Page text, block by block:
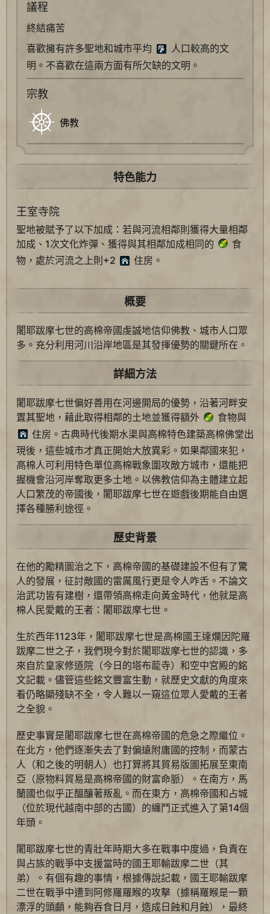
議程
終結痛苦
喜歡擁有許多聖地和城市平均
人口較高的文
明。不喜歡在這兩方面有所欠缺的文明。
宗教
佛教
特色能力
王室寺院
聖地被賦予了以下加成：若與河流相鄰則獲得大量相鄰
加成、1次文化炸彈、獲得與其相鄰加成相同的
食
物，處於河流之上則+2
住房。
概要
闍耶跋摩七世的高棉帝國虔誠地信仰佛教、城市人口眾
多。充分利用河川沿岸地區是其發揮優勢的關鍵所在。
詳細方法
闍耶跋摩七世偏好善用在河邊開局的優勢，沿著河畔安
置其聖地，藉此取得相鄰的土地並獲得額外
食物與
住房。古典時代後期水渠與高棉特色建築高棉佛堂出
現後，這些城市才真正開始大放異彩。如果鄰國來犯，
高棉人可利用特色單位高棉戰象圍攻敵方城市，還能把
握機會沿河岸奪取更多土地。以佛教信仰為主體建立起
人口繁茂的帝國後，闍耶跋摩七世在遊戲後期能自由選
擇各種勝利途徑。
歷史背景
在他的勵精圖治之下，高棉帝國的基礎建設不但有了驚
人的發展，征討敵國的雷厲風行更是令人咋舌。不論文
治武功皆有建樹，還帶領高棉走向黃金時代，他就是高
棉人民愛戴的王者：闍耶跋摩七世。
生於西年1123年，闍耶跋摩七世是高棉國王達爛因陀羅
跋摩二世之子，我們現今對於闍耶跋摩七世的認識，多
來自於皇家修道院（今日的塔布蘢寺）和空中宮殿的銘
文記載。儘管這些銘文豐富生動，就歷史文獻的角度來
看仍略顯殘缺不全，令人難以一窺這位眾人愛戴的王者
之全貌。
歷史事實是闍耶跋摩七世在高棉帝國的危急之際繼位。
在北方，他們逐漸失去了對偏遠附庸國的控制，而蒙古
人（和之後的明朝人）也打算將其貿易版圖拓展至東南
亞（原物料貿易是高棉帝國的財富命脈）。在南方，馬
蘭國也似乎正醞釀著叛亂。而在東方，高棉帝國和占城
（位於現代越南中部的古國）的纏鬥正式進入了第14個
年頭。
闍耶跋摩七世的青壯年時期大多在戰事中度過，負責在
與占族的戰爭中支援當時的國王耶輸跋摩二世（其
弟）。有個有趣的事情，根據傳說記載，國王耶輸跋摩
二世在戰爭中遭到阿修羅羅睺的攻擊（據稱羅睺是一顆
漂浮的頭顱，能夠吞食日月，造成日蝕和月蝕），最終